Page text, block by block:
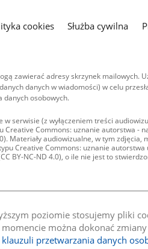
poziomie stosujemy pliki
można dokonać
klauzuli przetwarzania danych
cookies Służba cywilna
zawierać adresy skrzynek
danych w wiadomości) w celu
danych osobowych.
serwisie (z wyłączeniem treści
Creative Commons: uznanie autorstwa -
Materiały audiowizualne, w tym zdjęcia,
Creative Commons: uznanie
BY-NC-ND 4.0), o ile nie jest to